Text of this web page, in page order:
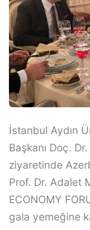
İstanbul Aydın
Başkanı Doç.
ziyaretinde
Prof. Dr. Adalet
ECONOMY
gala yemeğine